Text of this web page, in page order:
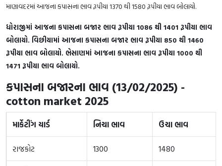
માણાવદરમાં આજના કપાસના ભાવ રૂપીયા 1370 થી 1580 રૂપીયા ભાવ બોલાયો.
ધોરાજીમાં આજના કપાસના બજાર ભાવ રૂપીયા 1086 થી 1401 રૂપીયા ભાવ
બોલાયો. વિછીયામાં આજના કપાસના બજાર ભાવ રૂપીયા 850 થી 1460
રૂપીયા ભાવ બોલાયો. ભેસાણમાં આજના કપાસના ભાવ રૂપીયા 1000 થી
1471 રૂપીયા ભાવ બોલાયો.
કપાસના બજારના ભાવ (13/02/2025) -
cotton market 2025
માર્કેટીંગ યાર્ડ નિચા ભાવ ઉચા ભાવ
રાજકોટ 1300 1480